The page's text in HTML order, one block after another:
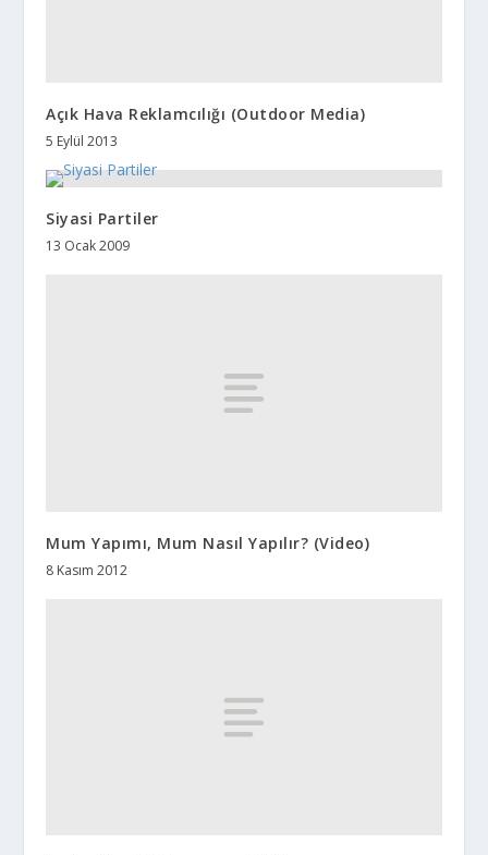
Açık Hava Reklamcılığı (Outdoor Media)
5 Eylül 2013
Siyasi Partiler
13 Ocak 2009
Mum Yapımı, Mum Nasıl Yapılır? (Video)
8 Kasım 2012